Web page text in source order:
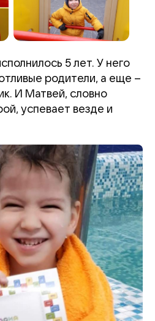
5 лет. У него
родители, а еще –
И Матвей, словно
успевает везде и